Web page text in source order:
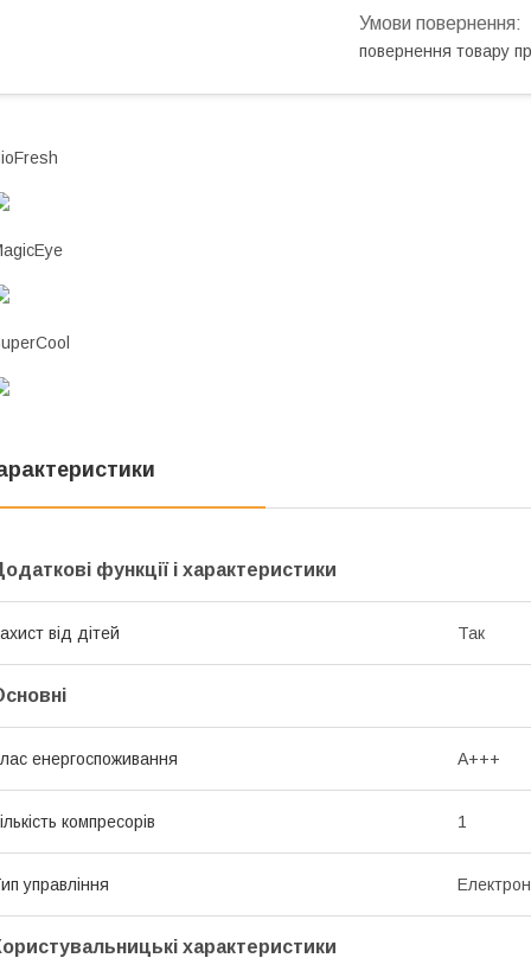
повернення товару
функції і характеристики
від дітей Так
енергоспоживання A+++
компресорів 1
управління
характеристики